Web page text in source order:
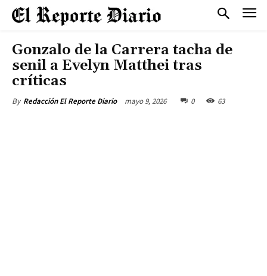
Gonzalo de la Carrera tacha de
senil a Evelyn Matthei tras
críticas
By Redacción El Reporte Diario mayo 9, 2026 0 63